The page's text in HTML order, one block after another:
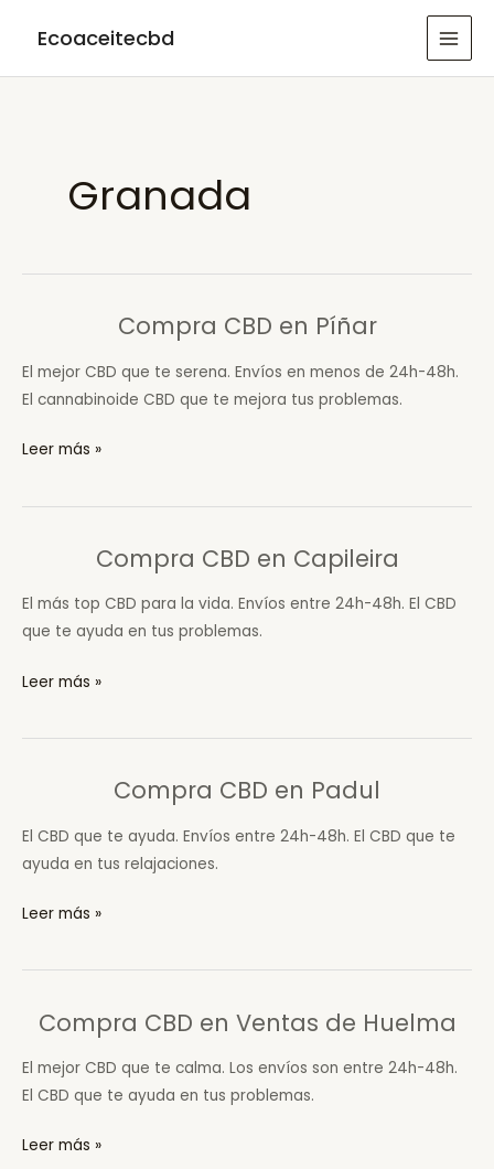
Ecoaceitecbd
Granada
Compra CBD en Píñar
El mejor CBD que te serena. Envíos en menos de 24h-48h.
El cannabinoide CBD que te mejora tus problemas.
Compra
en
Leer más »
Compra CBD en Capileira
El más top CBD para la vida. Envíos entre 24h-48h. El CBD
que te ayuda en tus problemas.
Compra
en
Leer más »
Compra CBD en Padul
El CBD que te ayuda. Envíos entre 24h-48h. El CBD que te
ayuda en tus relajaciones.
Compra
en
Leer más »
Compra CBD en Ventas de Huelma
El mejor CBD que te calma. Los envíos son entre 24h-48h.
El CBD que te ayuda en tus problemas.
Compra
Leer más »